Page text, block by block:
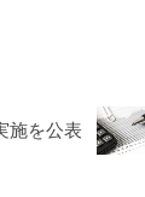
施を公表